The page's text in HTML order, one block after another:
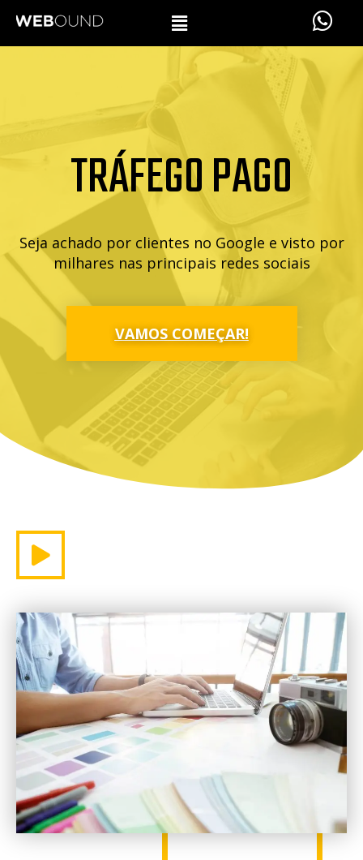
TRÁFEGO PAGO
Seja achado por clientes no Google e visto por
milhares nas principais redes sociais
VAMOS COMEÇAR!